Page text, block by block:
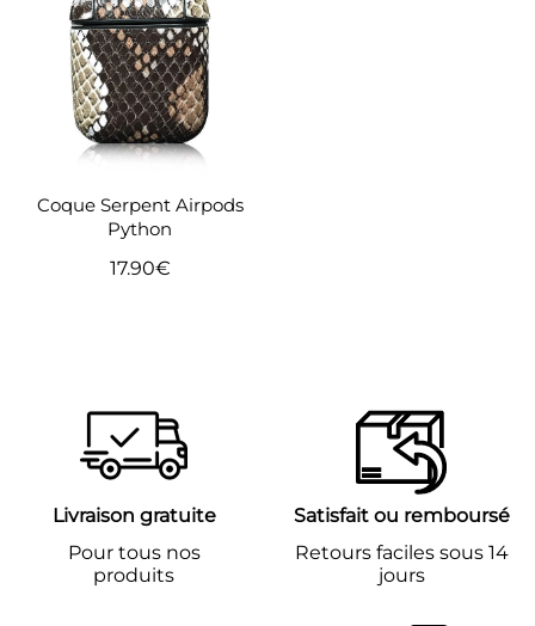
Coque Serpent Airpods
Python
Prix
17.90€
Livraison gratuite
Pour tous nos
produits
Satisfait ou remboursé
Retours faciles sous 14
jours